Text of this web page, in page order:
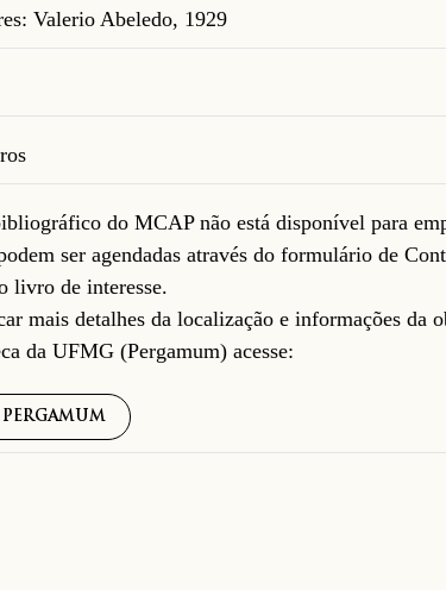
Valerio Abeledo, 1929
do MCAP não está disponível para
ser agendadas através do formulário de
livro de interesse.
mais detalhes da localização e informações da
da UFMG (Pergamum) acesse: